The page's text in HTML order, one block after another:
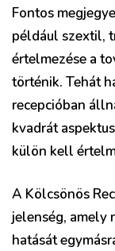
Fontos
például szextil,
értelmezése a
történik. Tehát
recepcióban
kvadrát
külön kell
A Kölcsönös
jelenség, amely
hatását